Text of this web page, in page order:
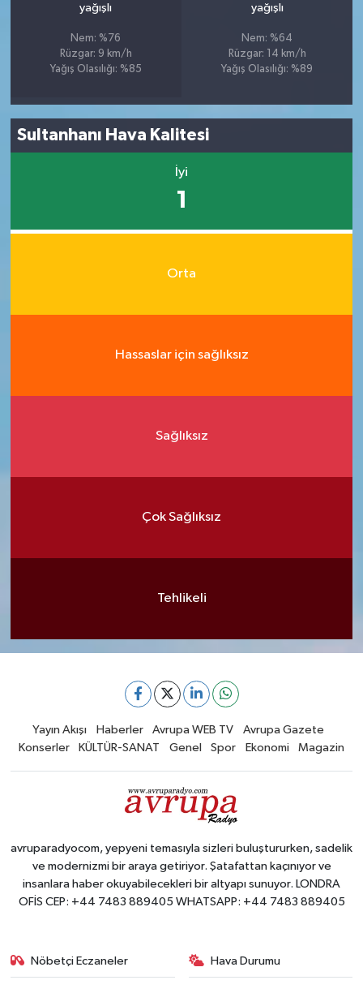
yağışlı
Nem: %76
Rüzgar: 9 km/h
Yağış Olasılığı: %85
yağışlı
Nem: %64
Rüzgar: 14 km/h
Yağış Olasılığı: %89
Sultanhanı Hava Kalitesi
İyi
1
Orta
Hassaslar için sağlıksız
Sağlıksız
Çok Sağlıksız
Tehlikeli
Yayın Akışı Haberler Avrupa WEB TV
Avrupa Gazete
Konserler
KÜLTÜR-SANAT Genel Spor Ekonomi Magazin
avruparadyocom, yepyeni temasıyla sizleri buluştururken, sadelik
ve modernizmi bir araya getiriyor. Şatafattan kaçınıyor ve
insanlara haber okuyabilecekleri bir altyapı sunuyor. LONDRA
OFİS CEP: +44 7483 889405 WHATSAPP: +44 7483 889405
Nöbetçi Eczaneler Hava Durumu